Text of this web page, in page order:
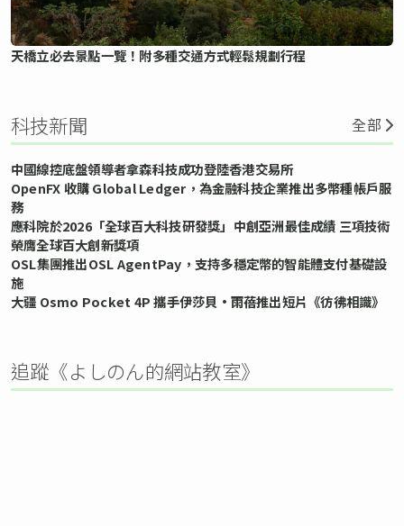
天橋立必去景點一覽！附多種交通方式輕鬆規劃行程
科技新聞 全部
中國線控底盤領導者拿森科技成功登陸香港交易所
OpenFX 收購 Global Ledger，為金融科技企業推出多幣種帳戶服
務
應科院於2026「全球百大科技研發獎」中創亞洲最佳成績 三項技術
榮膺全球百大創新獎項
OSL集團推出OSL AgentPay，支持多穩定幣的智能體支付基礎設
施
大疆 Osmo Pocket 4P 攜手伊莎貝•雨蓓推出短片《彷彿相識》
追蹤《よしのん的網站教室》